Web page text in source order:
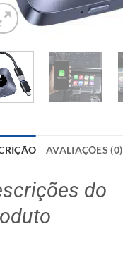
AVALIAÇÕES (0)
do